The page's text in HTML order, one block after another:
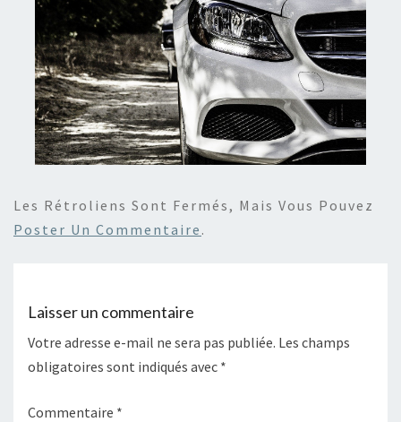
Les Rétroliens Sont Fermés, Mais Vous Pouvez
Poster Un Commentaire .
Laisser un commentaire
Votre adresse e-mail ne sera pas publiée. Les champs
obligatoires sont indiqués avec *
Commentaire *